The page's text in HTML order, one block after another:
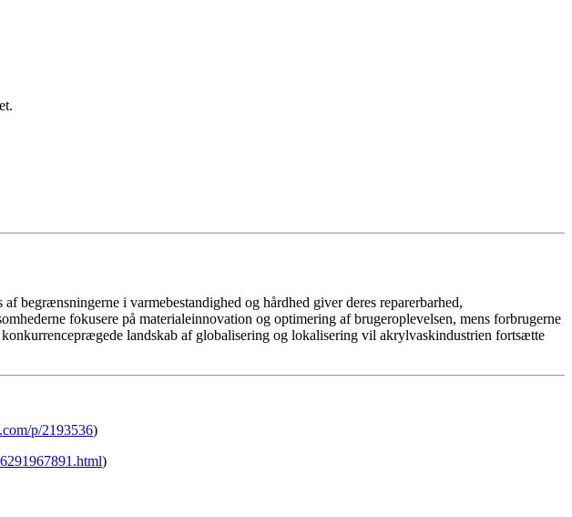
begrænsningerne i varmebestandighed og hårdhed giver deres reparerbarhed,
fokusere på materialeinnovation og optimering af brugeroplevelsen, mens forbrugerne
landskab af globalisering og lokalisering vil akrylvaskindustrien fortsætte
p/2193536)
)